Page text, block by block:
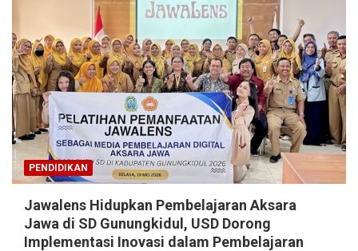
PENDIDIKAN
Jawalens Hidupkan Pembelajaran Aksara
Jawa di SD Gunungkidul, USD Dorong
Implementasi Inovasi dalam Pembelajaran